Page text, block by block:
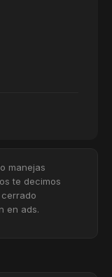
manejas
te decimos
en ads.